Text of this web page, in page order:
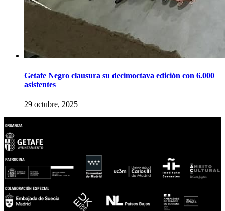
Getafe Negro clausura su decimoctava edición con 6.000
asistentes
29 octubre, 2025